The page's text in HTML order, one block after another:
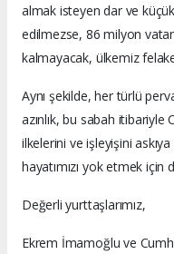
almak isteyen dar ve
edilmezse, 86 milyon
kalmayacak, ülkemiz
Aynı şekilde, her türlü
azınlık, bu sabah itibariyle
ilkelerini ve işleyişini
hayatımızı yok etmek
Değerli yurttaşlarımız,
Ekrem İmamoğlu ve